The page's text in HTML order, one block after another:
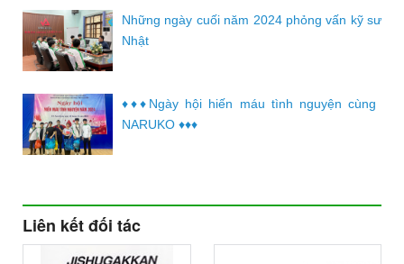
Những ngày cuối năm 2024 phỏng vấn kỹ sư
Nhật
♦️♦️♦️Ngày hội hiến máu tình nguyện cùng
NARUKO ♦️♦️♦️
Liên kết đối tác